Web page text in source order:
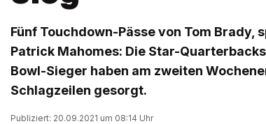
Fünf Touchdown-Pässe von Tom Brady,
Patrick Mahomes: Die Star-
Bowl-Sieger haben am zweiten
Schlagzeilen gesorgt.
Publiziert: 20.09.2021 um 08:14 Uhr